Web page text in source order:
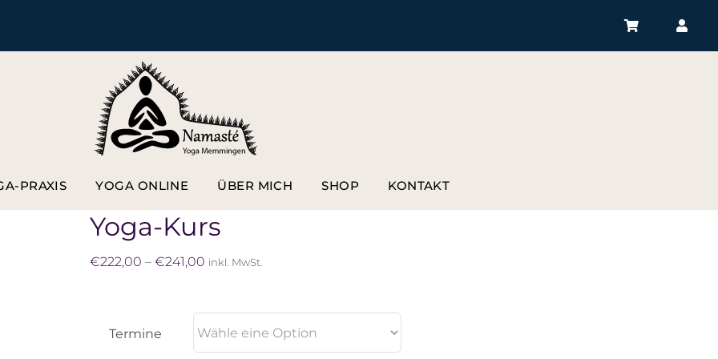
PRAXIS YOGA ONLINE ÜBER MICH SHOP KONTAKT
Yoga-Kurs
€222,00 – €241,00 Preisspanne:
€241,00
inkl. MwSt.
Termine